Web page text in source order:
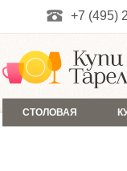
+7 (495)
СТОЛОВАЯ